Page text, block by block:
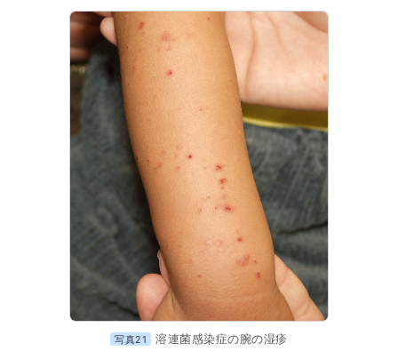
写真21 溶連菌感染症の腕の湿疹